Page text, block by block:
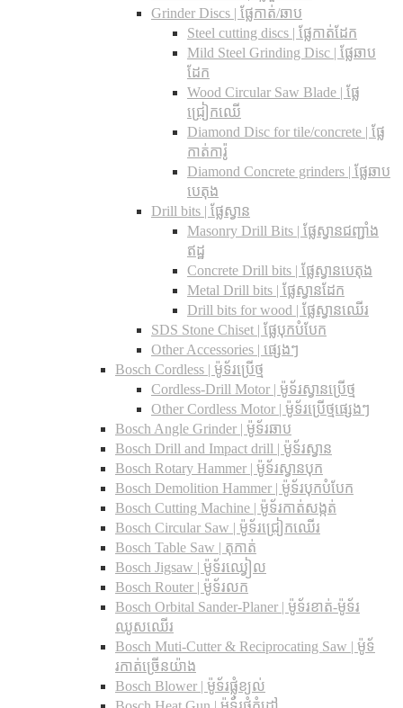
Grinder Discs |​ ផ្លែកាត់/ឆាប
Steel cutting discs |​ ផ្លែកាត់ដែក
Mild Steel Grinding Disc | ផ្លែឆាប
ដែក
Wood Circular Saw Blade | ផ្លែ
ជ្រៀកឈើ
Diamond Disc for tile/concrete​ | ផ្លែ
កាត់ការ៉ូ
Diamond Concrete grinders | ផ្លែឆាប
បេតុង
Drill bits |​ ផ្លែស្វាន
Masonry Drill Bits |​ ផ្លែស្វានជញ្ជាំង
ឥដ្ឋ
Concrete Drill bits |​ ផ្លែស្វានបេតុង
Metal Drill bits |​ ផ្លែស្វានដែក
Drill bits for wood |​ ផ្លែស្វានឈើរ
SDS Stone Chiset |​ ផ្លែបុកបំបែក
Other Accessories | ផ្សេងៗ
Bosch Cordless | ម៉ូទ័រប្រើថ្ម
Cordless-Drill Motor | ម៉ូទ័រស្វានប្រើថ្ម
Other Cordless Motor | ម៉ូទ័រប្រើថ្មផ្សេងៗ
Bosch Angle Grinder | ម៉ូទ័រឆាប
Bosch Drill and Impact drill | ម៉ូទ័រស្វាន
Bosch Rotary Hammer | ម៉ូទ័រស្វានបុក
Bosch Demolition Hammer | ម៉ូទ័របុកបំបែក
Bosch Cutting Machine | ម៉ូទ័រកាត់សង្កត់
Bosch Circular Saw | ម៉ូទ័រជ្រៀកឈើរ
Bosch Table Saw | តុកាត់
Bosch Jigsaw | ម៉ូទ័រឈ្វៀល
Bosch Router | ម៉ូទ័រលក
Bosch Orbital Sander-Planer​ | ម៉ូទ័រខាត់-ម៉ូទ័រ
ឈូសឈើរ
Bosch Muti-Cutter & Reciprocating Saw​ | ម៉ូទ័
រកាត់ច្រើនយ៉ាង
Bosch Blower | ម៉ូទ័រផ្លុំខ្យល់